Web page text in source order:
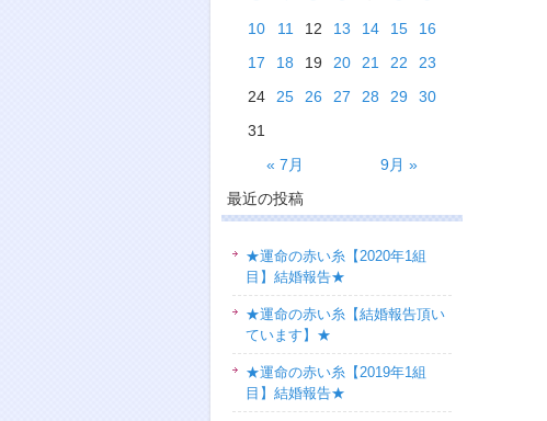
« 7月 9月 »
10
11 12 13 14 15
16
17
18 19 20 21 22
23
24
25 26 27 28 29
30
31
最近の投稿
★運命の赤い糸【2020年1組
目】結婚報告★
★運命の赤い糸【結婚報告頂い
ています】★
★運命の赤い糸【2019年1組
目】結婚報告★